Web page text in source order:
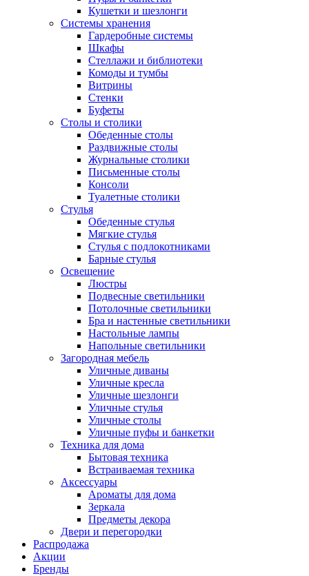
Кушетки и шезлонги
Системы хранения
Гардеробные системы
Шкафы
Стеллажи и библиотеки
Комоды и тумбы
Витрины
Стенки
Буфеты
Столы и столики
Обеденные столы
Раздвижные столы
Журнальные столики
Письменные столы
Консоли
Туалетные столики
Стулья
Обеденные стулья
Мягкие стулья
Стулья с подлокотниками
Барные стулья
Освещение
Люстры
Подвесные светильники
Потолочные светильники
Бра и настенные светильники
Настольные лампы
Напольные светильники
Загородная мебель
Уличные диваны
Уличные кресла
Уличные шезлонги
Уличные стулья
Уличные столы
Уличные пуфы и банкетки
Техника для дома
Бытовая техника
Встраиваемая техника
Аксессуары
Ароматы для дома
Зеркала
Предметы декора
Двери и перегородки
Распродажа
Акции
Бренды